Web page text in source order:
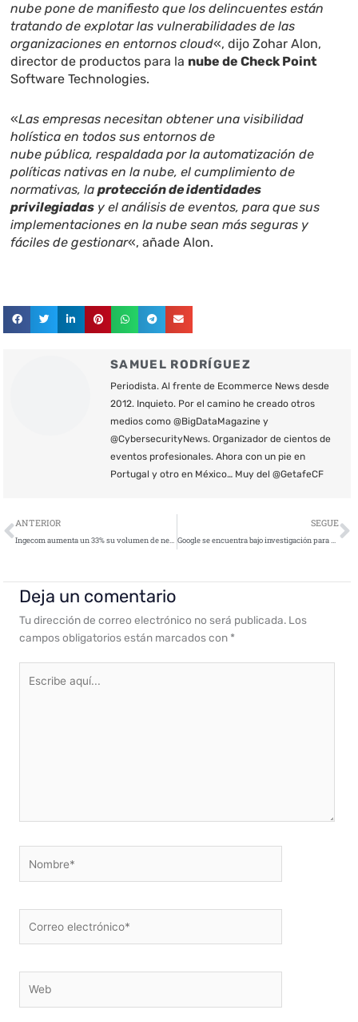
nube pone de manifiesto que los delincuentes están
tratando de explotar las vulnerabilidades de las
organizaciones en entornos cloud«, dijo Zohar Alon,
director de productos para la nube de Check Point
Software Technologies.
«Las empresas necesitan obtener una visibilidad
holística en todos sus entornos de
nube pública, respaldada por la automatización de
políticas nativas en la nube, el cumplimiento de
normativas, laprotección de identidades
privilegiadas y el análisis de eventos, para que sus
implementaciones en la nube sean más seguras y
fáciles de gestionar«, añade Alon.
SAMUEL RODRÍGUEZ
Periodista. Al frente de Ecommerce News desde
2012. Inquieto. Por el camino he creado otros
medios como @BigDataMagazine y
@CybersecurityNews. Organizador de cientos de
eventos profesionales. Ahora con un pie en
Portugal y otro en México… Muy del @GetafeCF
Ant
ANTERIOR
Ingecom aumenta un 33% su volumen de negocio en los 9 primeros meses del año
SEGUE
Google se encuentra bajo investigación para mejorar la privacidad de los usuarios
Deja un comentario
Tu dirección de correo electrónico no será publicada. Los
campos obligatorios están marcados con *
aquí...
electrónico*